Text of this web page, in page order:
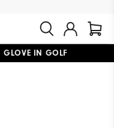
IN GOLF